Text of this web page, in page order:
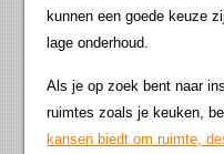
kunnen een goede keuze
lage onderhoud.
Als je op zoek bent naar
ruimtes zoals je keuken,
kansen biedt om ruimte,